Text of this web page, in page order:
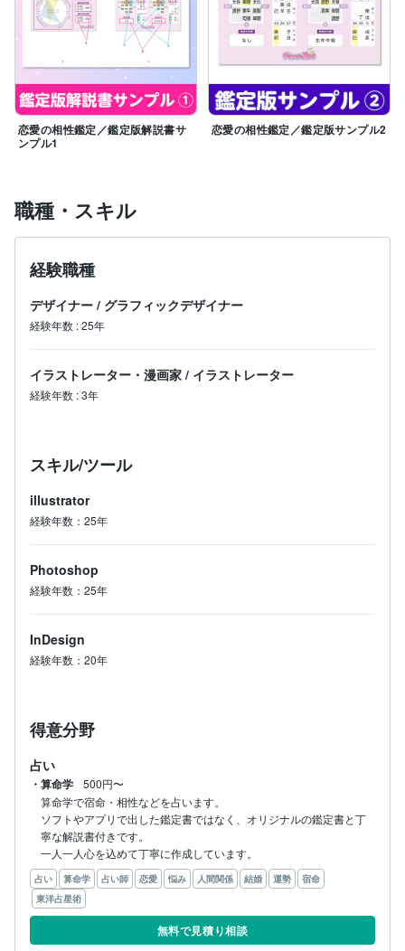
恋愛の相性鑑定／鑑定版解説書サ
ンプル1
恋愛の相性鑑定／鑑定版サンプル2
職種・スキル
経験職種
デザイナー / グラフィックデザイナー
経験年数 :25年
イラストレーター・漫画家 / イラストレーター
経験年数 :3年
スキル/ツール
illustrator
経験年数：25年
Photoshop
経験年数：25年
InDesign
経験年数：20年
得意分野
占い
・算命学
500円〜
算命学で宿命・相性などを占います。
ソフトやアプリで出した鑑定書ではなく、オリジナルの鑑定書と丁
寧な解説書付きです。
占い 算命学 占い師 恋愛 悩み 人間関係 結婚 運勢
宿命
東洋占星術
無料で見積り相談